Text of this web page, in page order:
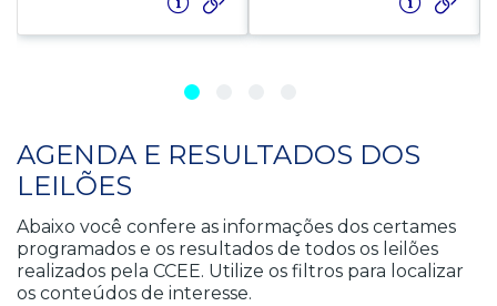
AGENDA E RESULTADOS DOS
LEILÕES
Abaixo você confere as informações dos certames
programados e os resultados de todos os leilões
realizados pela CCEE. Utilize os filtros para localizar
os conteúdos de interesse.